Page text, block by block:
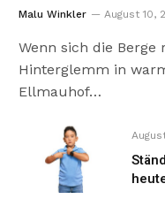
Malu Winkler August 10,
Wenn sich die
Hinterglemm in
Ellmauhof…